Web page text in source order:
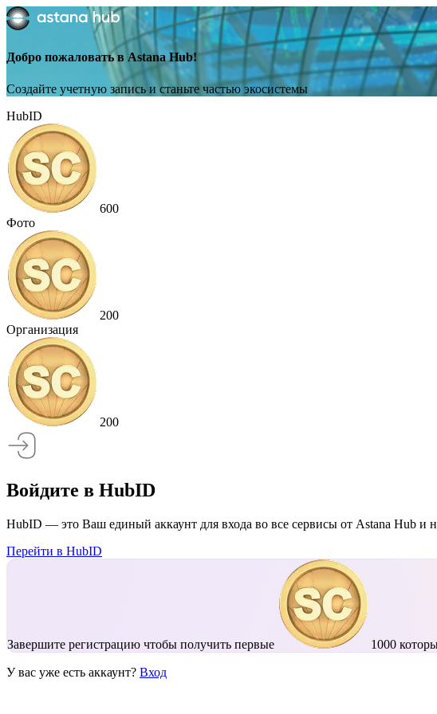
Добро пожаловать в Astana Hub!
Создайте учетную запись и станьте частью экосистемы
HubID
600
Фото
200
Организация
200
Войдите в HubID
HubID — это Ваш единый аккаунт для входа во все сервисы от Astana Hub и
Перейти в HubID
Завершите регистрацию чтобы получить первые 1000
У вас уже есть аккаунт? Вход